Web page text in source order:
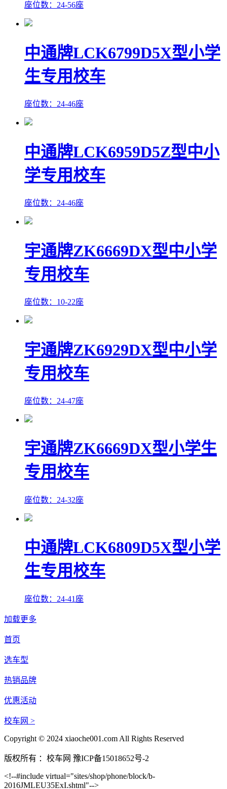
座位数：24-56座
中通牌LCK6799D5X型小学
生专用校车
座位数：24-46座
中通牌LCK6959D5Z型中小
学专用校车
座位数：24-46座
宇通牌ZK6669DX型中小学
专用校车
座位数：10-22座
宇通牌ZK6929DX型中小学
专用校车
座位数：24-47座
宇通牌ZK6669DX型小学生
专用校车
座位数：24-32座
中通牌LCK6809D5X型小学
生专用校车
座位数：24-41座
加载更多
首页
选车型
热销品牌
优惠活动
校车网 >
Copyright © 2024 xiaoche001.com All Rights Reserved
版权所有 ：校车网 豫ICP备15018652号-2
<!--#include virtual="sites/shop/phone/block/b-
2016JMLEU35ExI.shtml"-->